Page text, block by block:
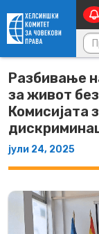
Skip to content
Разбивање
за живот
Комисијата
јули 24, 2025